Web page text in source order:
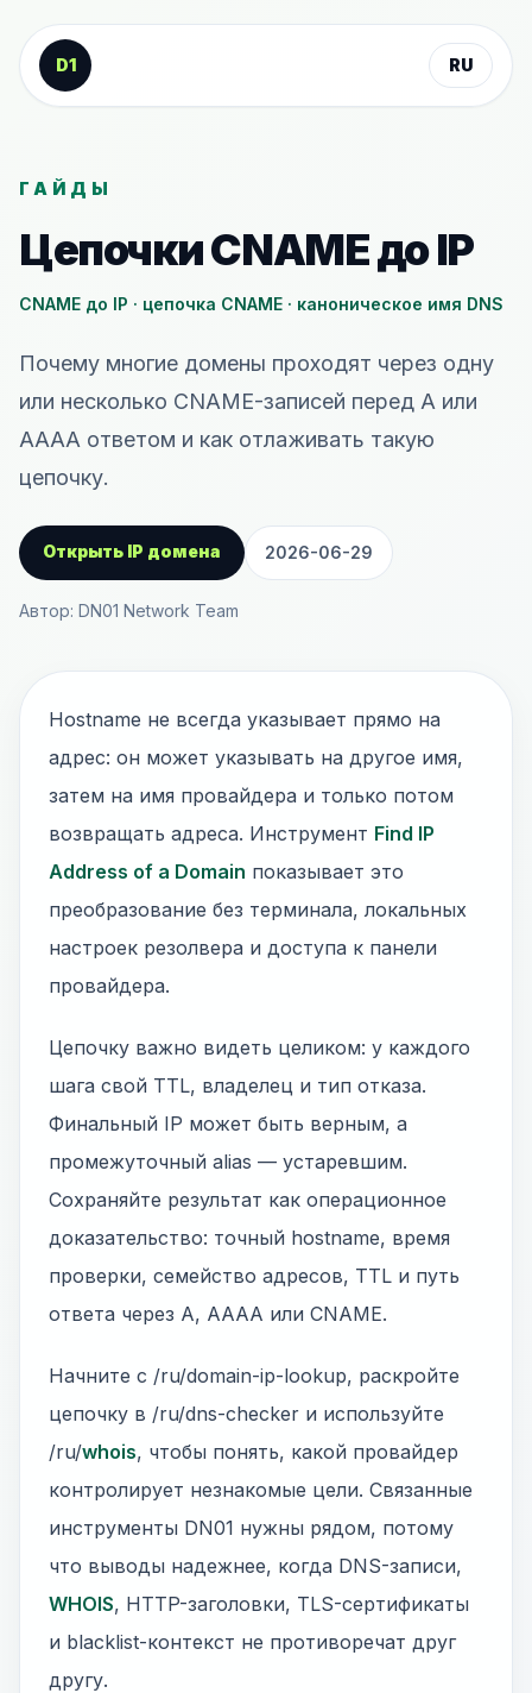
К содержанию
D1
RU
ГАЙДЫ
Цепочки CNAME до IP
CNAME до IP · цепочка CNAME · каноническое имя DNS
Почему многие домены проходят через одну
или несколько CNAME-записей перед A или
AAAA ответом и как отлаживать такую
цепочку.
Открыть IP домена 2026-06-29
Автор: DN01 Network Team
Hostname не всегда указывает прямо на
адрес: он может указывать на другое имя,
затем на имя провайдера и только потом
возвращать адреса. Инструмент Find IP
Address of a Domain показывает это
преобразование без терминала, локальных
настроек резолвера и доступа к панели
провайдера.
Цепочку важно видеть целиком: у каждого
шага свой TTL, владелец и тип отказа.
Финальный IP может быть верным, а
промежуточный alias — устаревшим.
Сохраняйте результат как операционное
доказательство: точный hostname, время
проверки, семейство адресов, TTL и путь
ответа через A, AAAA или CNAME.
Начните с /ru/domain-ip-lookup, раскройте
цепочку в /ru/dns-checker и используйте
/ru/whois, чтобы понять, какой провайдер
контролирует незнакомые цели. Связанные
инструменты DN01 нужны рядом, потому
что выводы надежнее, когда DNS-записи,
WHOIS, HTTP-заголовки, TLS-сертификаты
и blacklist-контекст не противоречат друг
другу.